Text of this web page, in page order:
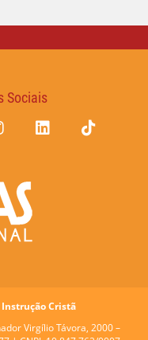
Sociais
Instrução Cristã
Virgílio Távora, 2000 –